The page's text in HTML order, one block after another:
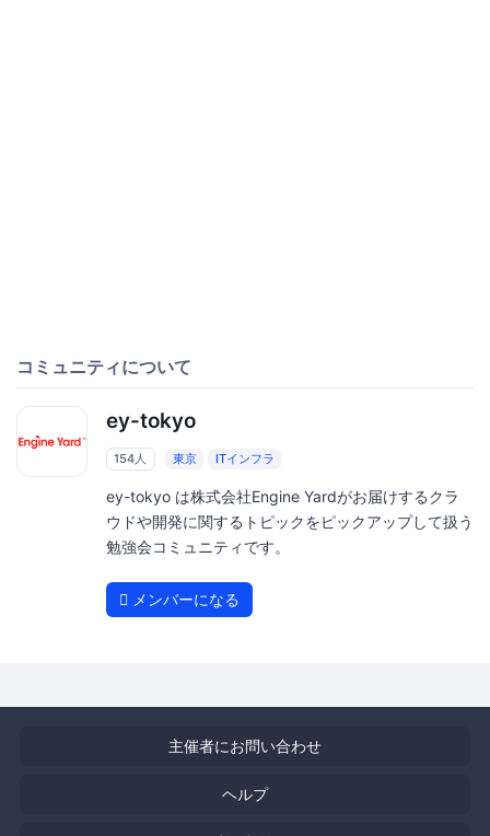
コミュニティについて
ey-tokyo
154人 東京 ITインフラ
ey-tokyo は株式会社Engine Yardがお届けするクラ
ウドや開発に関するトピックをピックアップして扱う
勉強会コミュニティです。
メンバーになる
主催者にお問い合わせ
ヘルプ